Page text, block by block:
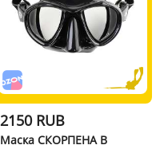
2150 RUB
Маска СКОРПЕНА B